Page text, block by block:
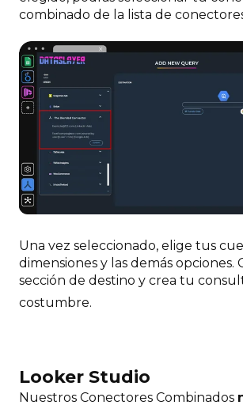
combinado de la lista de
Una vez seleccionado, elige tus
dimensiones y las demás opciones.
sección de destino y crea tu
costumbre.
Looker Studio
Nuestros Conectores Combinados